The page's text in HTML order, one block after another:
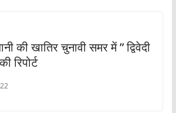
की खातिर चुनावी समर में ” द्विवेदी
रिपोर्ट